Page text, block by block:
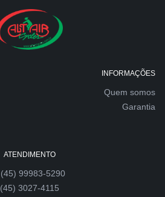
INFORMAÇÕES
Quem somos
Garantia
ATENDIMENTO
(45) 99983-5290
(45) 3027-4115